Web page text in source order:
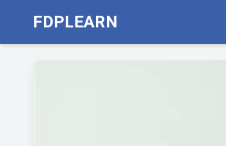
FDPLEARN